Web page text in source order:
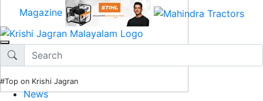
Magazine
#Top on Krishi Jagran
News